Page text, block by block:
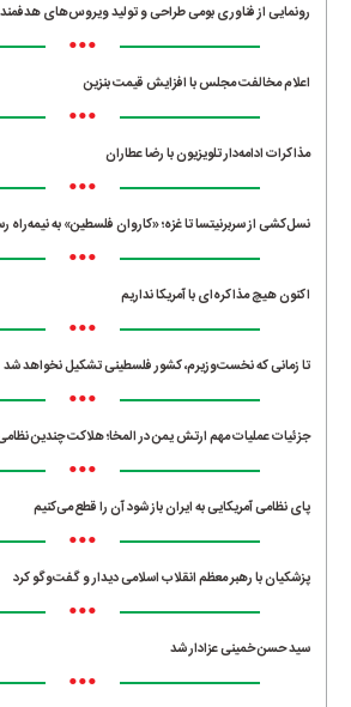
رونمایی از فناوری بومی طراحی و تولید ویروس‌های
•••
اعلام مخالفت مجلس با افزایش قیمت بنزین
•••
مذاکرات ادامه‌دار تلویزیون با رضا عطاران
•••
نسل‌کشی از سربرنیتسا تا غزه؛ «کاروان فلسطین» به نیمه‌راه
•••
اکنون هیچ مذاکره‌ای با آمریکا نداریم
•••
تا زمانی که نخست‌وزیرم، کشور فلسطینی تشکیل نخواهد شد
•••
جزئیات عملیات مهم ارتش یمن در المخا؛ هلاکت چندین
•••
پای نظامی آمریکایی به ایران باز شود آن را قطع می‌کنیم
•••
پزشکیان با رهبر معظم انقلاب اسلامی دیدار و گفت‌وگو کرد
•••
سید حسن خمینی عزادار شد
•••